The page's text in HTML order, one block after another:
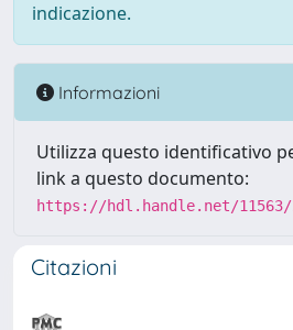
indicazione.
Informazioni
Utilizza questo identificativo
link a questo documento:
https://hdl.handle.net/11563/
Citazioni